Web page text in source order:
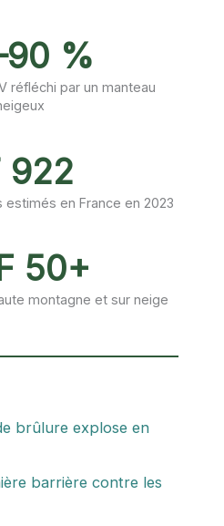
%
réfléchi par un manteau
922
en France en 2023
50+
montagne et sur neige
brûlure explose en
barrière contre les